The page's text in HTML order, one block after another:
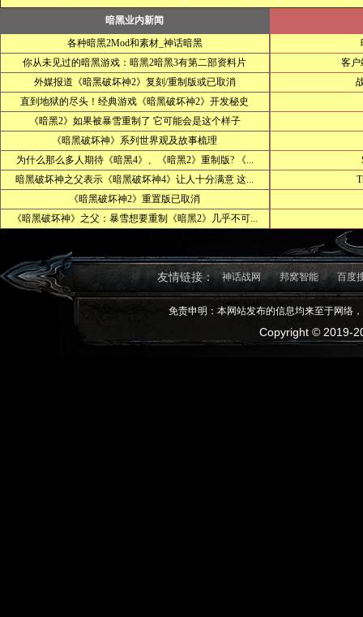
暗黑业内新闻
各种暗黑2Mod和素材_神话暗黑
你从未见过的暗黑游戏：暗黑2暗黑3有第二部资料片
外媒报道《暗黑破坏神2》复刻/重制版或已取消
直到地狱的尽头！经典游戏《暗黑破坏神2》开发秘史
《暗黑2》如果被暴雪重制了 它可能会是这个样子
《暗黑破坏神》系列世界观及故事梳理
为什么那么多人期待《暗黑4》、《暗黑2》重制版? 《...
暗黑破坏神之父表示《暗黑破坏神4》让人十分满意 这...
《暗黑破坏神2》重置版已取消
《暗黑破坏神》之父：暴雪想要重制《暗黑2》几乎不可...
客户
友情链接： 神话战网 邦窝智能 百度
免责申明：本网站发布的信息均来至于网络
Copyright © 2019-